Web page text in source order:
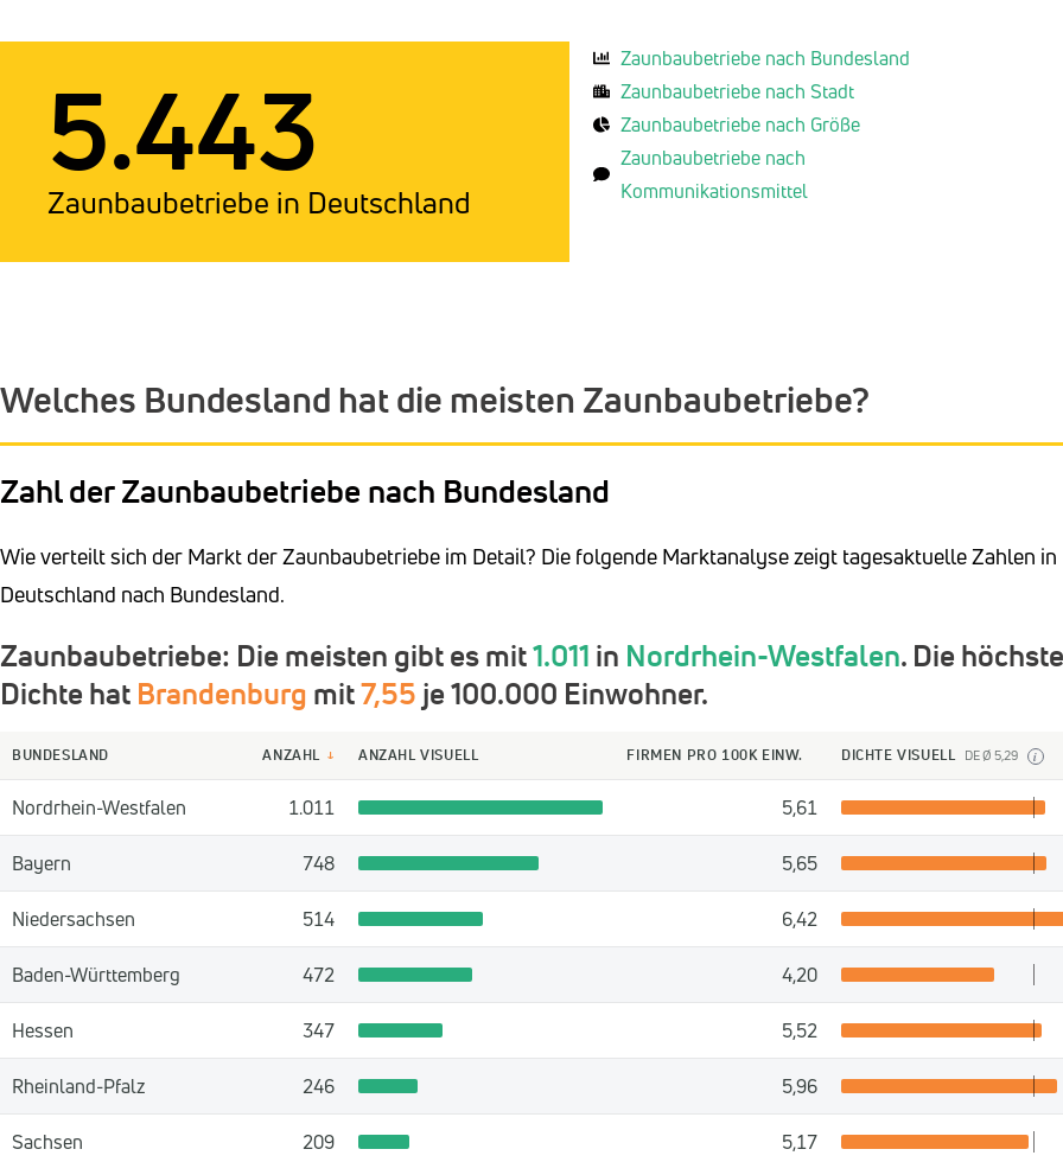
5.443
Zaunbaubetriebe in Deutschland
Zaunbaubetriebe nach Bundesland
Zaunbaubetriebe nach Stadt
Zaunbaubetriebe nach Größe
Zaunbaubetriebe nach
Kommunikationsmittel
Welches Bundesland hat die meisten Zaunbaubetriebe?
Zahl der Zaunbaubetriebe nach Bundesland
Wie verteilt sich der Markt der Zaunbaubetriebe im Detail? Die folgende Marktanalyse zeigt tagesaktuelle Zahlen in
Deutschland nach Bundesland.
Zaunbaubetriebe: Die meisten gibt es mit1.011 in Nordrhein-Westfalen. Die höchste
Dichte hat Brandenburg mit7,55 je 100.000 Einwohner.
BUNDESLAND ANZAHL ↓ ANZAHL VISUELL FIRMEN PRO 100K EINW. DICHTE VISUELL DE Ø 5,29 i
Nordrhein-Westfalen 1.011 5,61
Bayern 748 5,65
Niedersachsen 514 6,42
Baden-Württemberg 472 4,20
Hessen 347 5,52
Rheinland-Pfalz 246 5,96
Sachsen 209 5,17